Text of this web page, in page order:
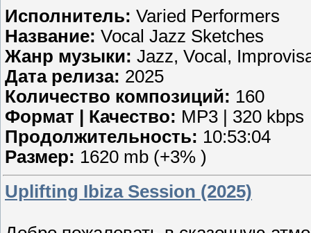
Исполнитель: Varied Performers
Название: Vocal Jazz Sketches
Жанр музыки: Jazz, Vocal,
Дата релиза: 2025
Количество композиций: 160
Формат | Качество: MP3 | 320 kbps
Продолжительность: 10:53:04
Размер: 1620 mb (+3% )
Uplifting Ibiza Session (2025)